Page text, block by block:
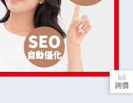
詢價